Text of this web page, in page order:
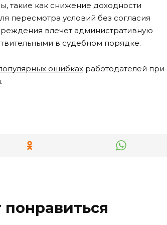
такие как снижение доходности
пересмотра условий без согласия
влечет административную
в судебном порядке.
ошибках работодателей при